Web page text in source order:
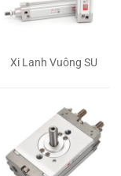
Xi Lanh Vuông SU